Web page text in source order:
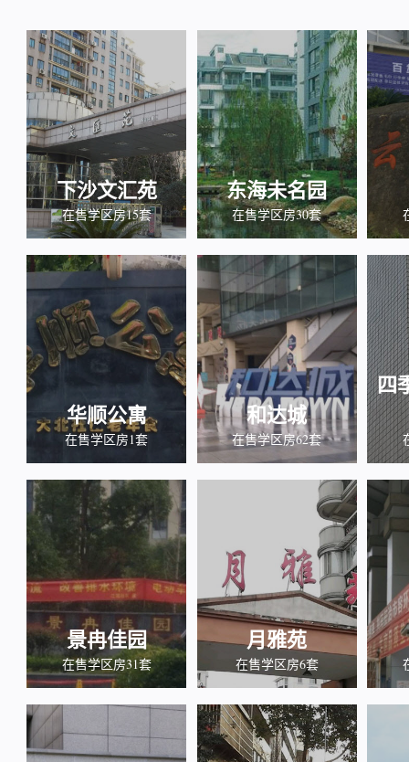
下沙文汇苑
在售学区房15套
东海未名园
在售学区房30套
华顺公寓
在售学区房1套
和达城
在售学区房62套
四
景冉佳园
在售学区房31套
月雅苑
在售学区房6套